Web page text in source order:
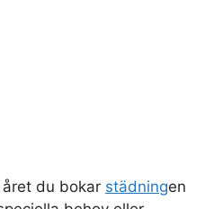
du bokar städningen